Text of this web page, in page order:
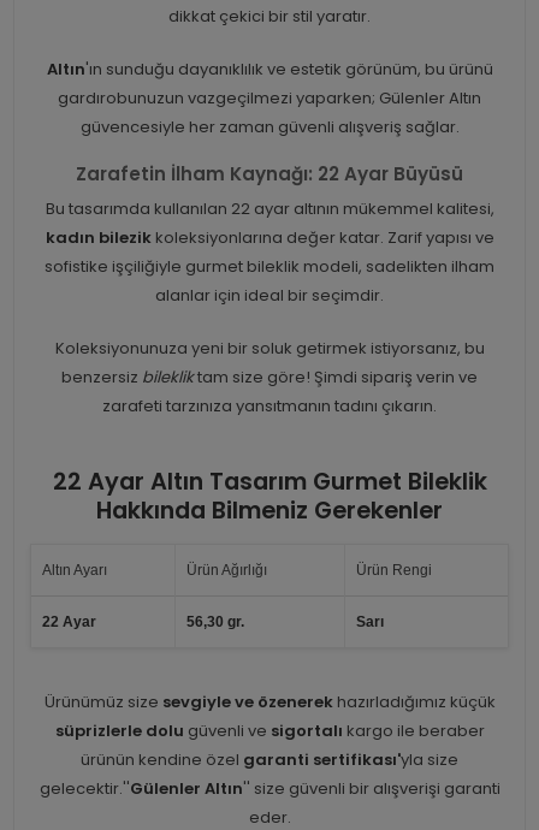
dikkat çekici bir stil yaratır.
Altın'ın sunduğu dayanıklılık ve estetik görünüm, bu ürünü
gardırobunuzun vazgeçilmezi yaparken; Gülenler Altın
güvencesiyle her zaman güvenli alışveriş sağlar.
Zarafetin İlham Kaynağı: 22 Ayar Büyüsü
Bu tasarımda kullanılan 22 ayar altının mükemmel kalitesi,
kadın bilezikkoleksiyonlarına değer katar. Zarif yapısı ve
sofistike işçiliğiyle gurmet bileklik modeli, sadelikten ilham
alanlar için ideal bir seçimdir.
Koleksiyonunuza yeni bir soluk getirmek istiyorsanız, bu
benzersiz bilekliktam size göre! Şimdi sipariş verin ve
zarafeti tarzınıza yansıtmanın tadını çıkarın.
22 Ayar Altın Tasarım Gurmet Bileklik
Hakkında Bilmeniz Gerekenler
Altın Ayarı Ürün Ağırlığı Ürün Rengi
22 Ayar 56,30 gr. Sarı
Ürünümüz size sevgiyle ve özenerekhazırladığımız küçük
süprizlerle dolu güvenli ve sigortalı kargo ile beraber
ürünün kendine özel garanti sertifikası'yla size
gelecektir.''Gülenler Altın'' size güvenli bir alışverişi garanti
eder.